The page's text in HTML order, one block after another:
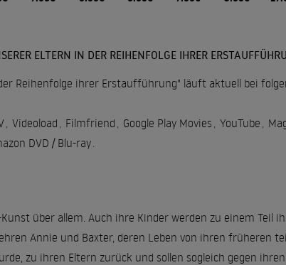
ELTERN IN DER REIHENFOLGE IHRER
Reihenfolge ihrer Erstaufführung" läuft aktuell bei
Videoload Filmfriend Google Play Movies YouTube
DVD / Blu-ray
über allem. Auch ihre Kinder werden zu einem Teil
Annie und Baxter, deren Leben von ihren früheren
zu ihren Eltern zurück und sollen sogleich gegen